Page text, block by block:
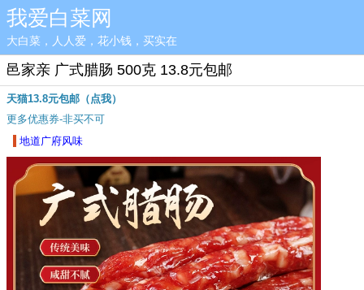
我爱白菜网
大白菜，人人爱，花小钱，买实在
邑家亲 广式腊肠 500克 13.8元包邮
天猫13.8元包邮（点我）
更多优惠券-非买不可
地道广府风味